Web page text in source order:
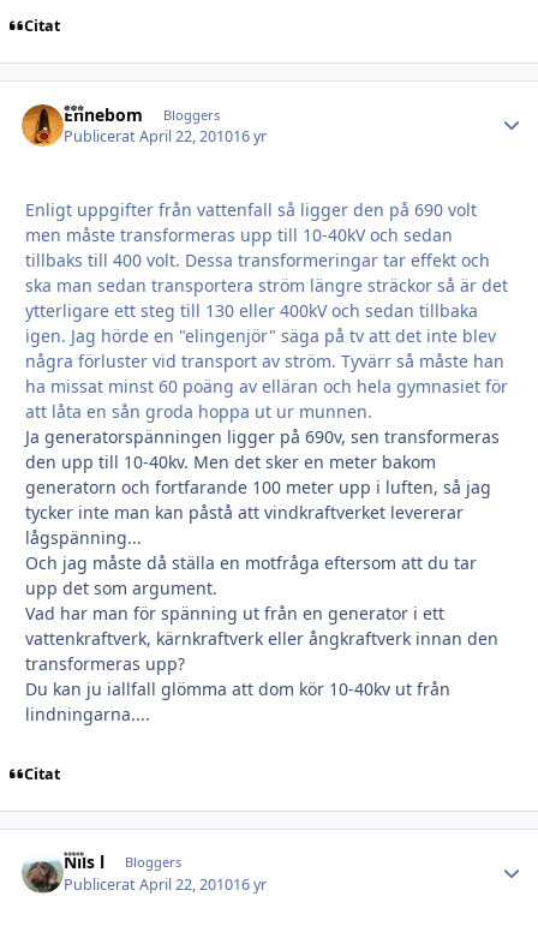
Citat
Ehnebom Bloggers
PubliceratApril 22, 201016 yr
Enligt uppgifter från vattenfall så ligger den på 690 volt
men måste transformeras upp till 10-40kV och sedan
tillbaks till 400 volt. Dessa transformeringar tar effekt och
ska man sedan transportera ström längre sträckor så är det
ytterligare ett steg till 130 eller 400kV och sedan tillbaka
igen. Jag hörde en "elingenjör" säga på tv att det inte blev
några förluster vid transport av ström. Tyvärr så måste han
ha missat minst 60 poäng av elläran och hela gymnasiet för
att låta en sån groda hoppa ut ur munnen.
Ja generatorspänningen ligger på 690v, sen transformeras
den upp till 10-40kv. Men det sker en meter bakom
generatorn och fortfarande 100 meter upp i luften, så jag
tycker inte man kan påstå att vindkraftverket levererar
lågspänning...
Och jag måste då ställa en motfråga eftersom att du tar
upp det som argument.
Vad har man för spänning ut från en generator i ett
vattenkraftverk, kärnkraftverk eller ångkraftverk innan den
transformeras upp?
Du kan ju iallfall glömma att dom kör 10-40kv ut från
lindningarna....
Citat
Nils l Bloggers
PubliceratApril 22, 201016 yr